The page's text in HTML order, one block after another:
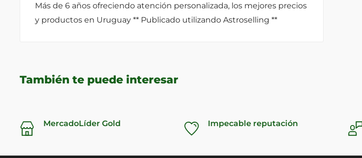
Más de 6 años ofreciendo atención personalizada, los mejores precios
y productos en Uruguay ** Publicado utilizando Astroselling **
También te puede interesar
MercadoLíder Gold Impecable reputación